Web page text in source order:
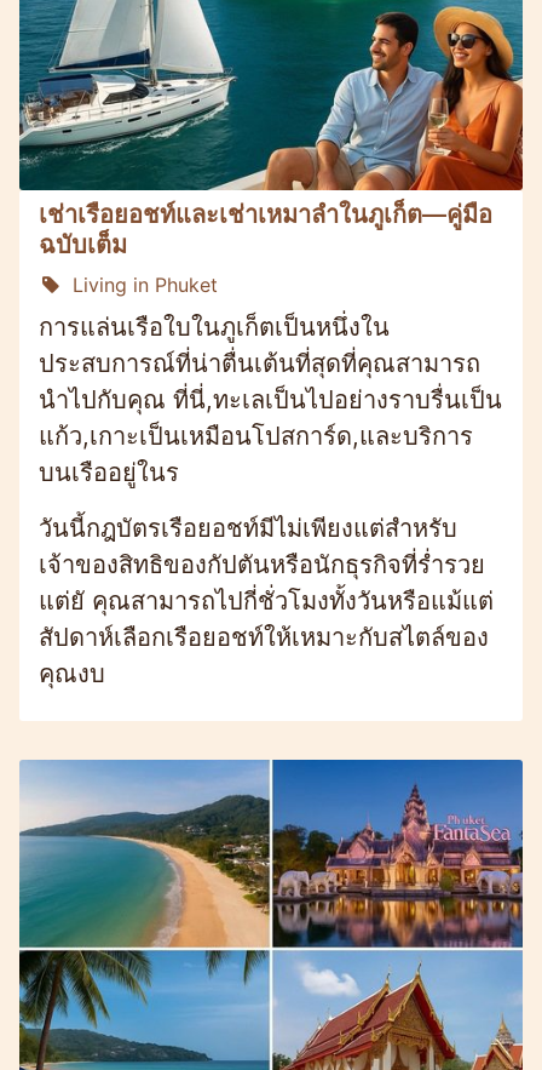
เช่าเรือยอชท์และเช่าเหมาลำในภูเก็ต—คู่มือ
ฉบับเต็ม
Living in Phuket
การแล่นเรือใบในภูเก็ตเป็นหนึ่งใน
ประสบการณ์ที่น่าตื่นเต้นที่สุดที่คุณสามารถ
นำไปกับคุณ ที่นี่,ทะเลเป็นไปอย่างราบรื่นเป็น
แก้ว,เกาะเป็นเหมือนโปสการ์ด,และบริการ
บนเรืออยู่ในร
วันนี้กฎบัตรเรือยอชท์มีไม่เพียงแต่สำหรับ
เจ้าของสิทธิของกัปตันหรือนักธุรกิจที่ร่ำรวย
แต่ยั คุณสามารถไปกี่ชั่วโมงทั้งวันหรือแม้แต่
สัปดาห์เลือกเรือยอชท์ให้เหมาะกับสไตล์ของ
คุณงบ